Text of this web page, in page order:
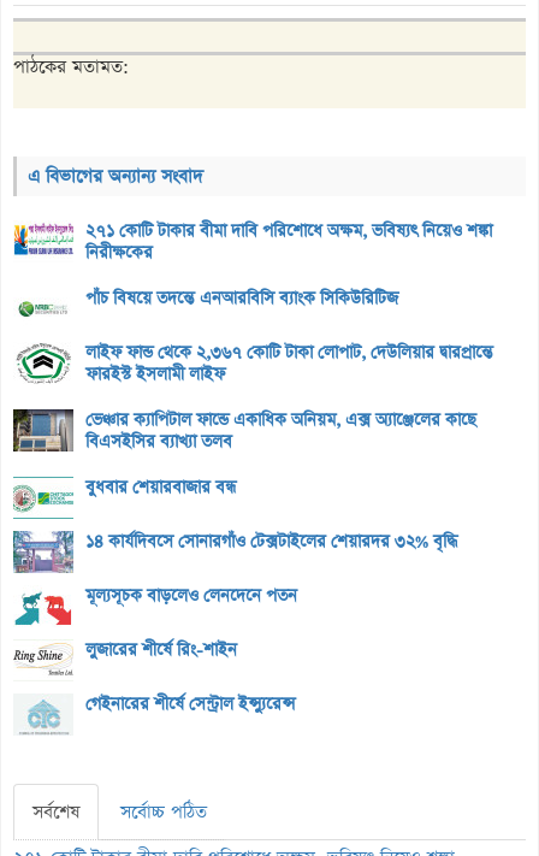
পাঠকের মতামত:
এ বিভাগের অন্যান্য সংবাদ
২৭১ কোটি টাকার বীমা দাবি পরিশোধে অক্ষম, ভবিষ্যৎ নিয়েও শঙ্কা
নিরীক্ষকের
পাঁচ বিষয়ে তদন্তে এনআরবিসি ব্যাংক সিকিউরিটিজ
লাইফ ফান্ড থেকে ২,৩৬৭ কোটি টাকা লোপাট, দেউলিয়ার দ্বারপ্রান্তে
ফারইস্ট ইসলামী লাইফ
ভেঞ্চার ক্যাপিটাল ফান্ডে একাধিক অনিয়ম, এক্স অ্যাঞ্জেলের কাছে
বিএসইসির ব্যাখ্যা তলব
বুধবার শেয়ারবাজার বন্ধ
১৪ কার্যদিবসে সোনারগাঁও টেক্সটাইলের শেয়ারদর ৩২% বৃদ্ধি
মূল্যসূচক বাড়লেও লেনদেনে পতন
লুজারের শীর্ষে রিং-শাইন
গেইনারের শীর্ষে সেন্ট্রাল ইন্স্যুরেন্স
সর্বশেষ
সর্বোচ্চ পঠিত